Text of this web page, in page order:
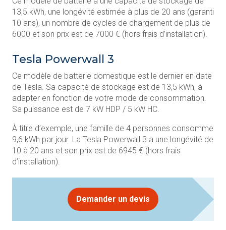
13,5 kWh, une longévité estimée à plus de 20 ans (garanti
10 ans), un nombre de cycles de chargement de plus de
6000 et son prix est de 7000 € (hors frais d’installation).
Tesla Powerwall 3
Ce modèle de batterie domestique est le dernier en date
de Tesla. Sa capacité de stockage est de 13,5 kWh, à
adapter en fonction de votre mode de consommation.
Sa puissance est de 7 kW HDP / 5 kW HC.
À titre d’exemple, une famille de 4 personnes consomme
9,6 kWh par jour. La Tesla Powerwall 3 a une longévité de
10 à 20 ans et son prix est de 6945 € (hors frais
d’installation).
Demander un devis